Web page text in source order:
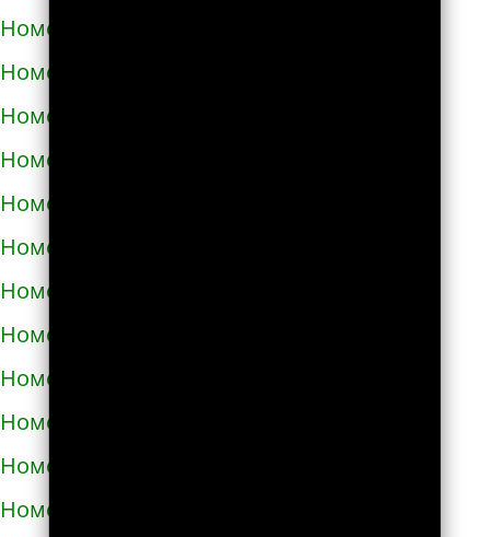
Номера телефонов такси в Борисполе
Номера телефонов такси в Бородянке
Номера телефонов такси в Борщёве
Номера телефонов такси в Боярке
Номера телефонов такси в Броварах
Номера телефонов такси в Бродах
Номера телефонов такси в Бурштыне
Номера телефонов такси в Буче
Номера телефонов такси в Бучаче
Номера телефонов такси в Вараше
Номера телефонов такси в Васильевке
Номера телефонов такси в Василькове